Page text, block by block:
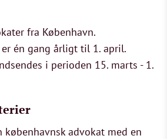
fra København.
én gang årligt til 1. april.
i perioden 15. marts - 1.
københavnsk advokat med en